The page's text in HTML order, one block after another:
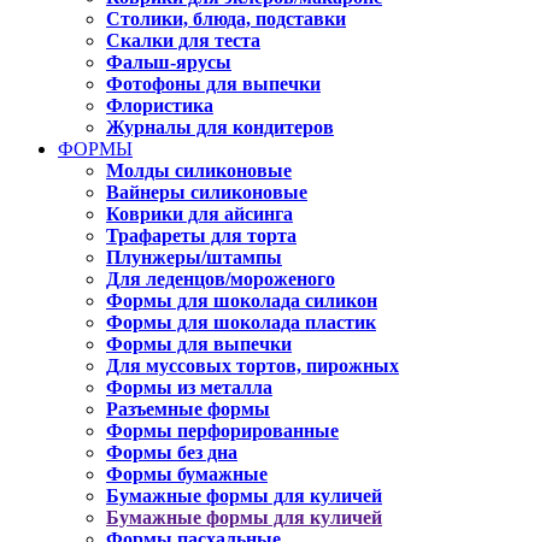
Столики, блюда, подставки
Скалки для теста
Фальш-ярусы
Фотофоны для выпечки
Флористика
Журналы для кондитеров
ФОРМЫ
Молды силиконовые
Вайнеры силиконовые
Коврики для айсинга
Трафареты для торта
Плунжеры/штампы
Для леденцов/мороженого
Формы для шоколада силикон
Формы для шоколада пластик
Формы для выпечки
Для муссовых тортов, пирожных
Формы из металла
Разъемные формы
Формы перфорированные
Формы без дна
Формы бумажные
Бумажные формы для куличей
Бумажные формы для куличей